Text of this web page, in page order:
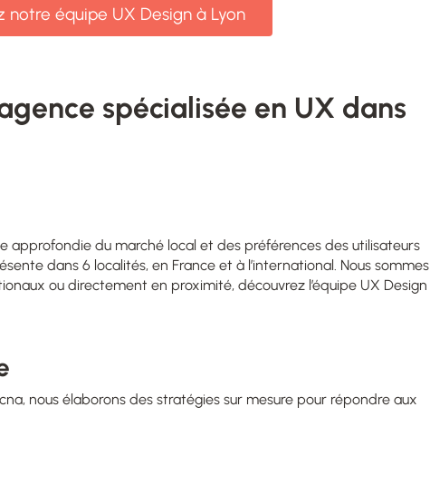
notre équipe UX Design à Lyon
spécialisée en UX dans
approfondie du marché local et des préférences des utilisateurs
dans 6 localités, en France et à l’international. Nous sommes
ou directement en proximité, découvrez l’équipe UX Design
nous élaborons des stratégies sur mesure pour répondre aux